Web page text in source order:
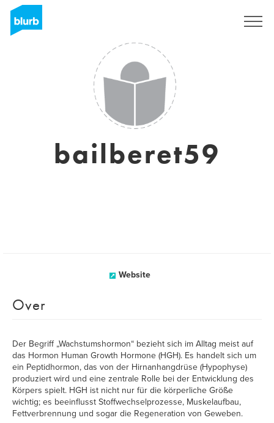
bailberet59
Website
Over
Der Begriff „Wachstumshormon“ bezieht sich im Alltag meist auf
das Hormon Human Growth Hormone (HGH). Es handelt sich um
ein Peptidhormon, das von der Hirnanhangdrüse (Hypophyse)
produziert wird und eine zentrale Rolle bei der Entwicklung des
Körpers spielt. HGH ist nicht nur für die körperliche Größe
wichtig; es beeinflusst Stoffwechselprozesse, Muskelaufbau,
Fettverbrennung und sogar die Regeneration von Geweben.